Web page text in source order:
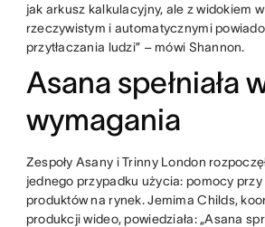
jak arkusz kalkulacyjny, ale z widokiem
rzeczywistym i automatycznymi
przytłaczania ludzi” – mówi Shannon.
Asana spełniała
wymagania
Zespoły Asany i Trinny London
jednego przypadku użycia: pomocy
produktów na rynek. Jemima Childs,
produkcji wideo, powiedziała: „Asana